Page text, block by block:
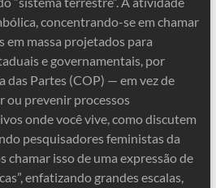
concentrando-se em chamar
em massa projetados para
e governamentais, por
das Partes (COP) — em vez de
ou prevenir processos
onde você vive, como discutem
pesquisadores feministas da
chamar isso de uma expressão de
enfatizando grandes escalas,